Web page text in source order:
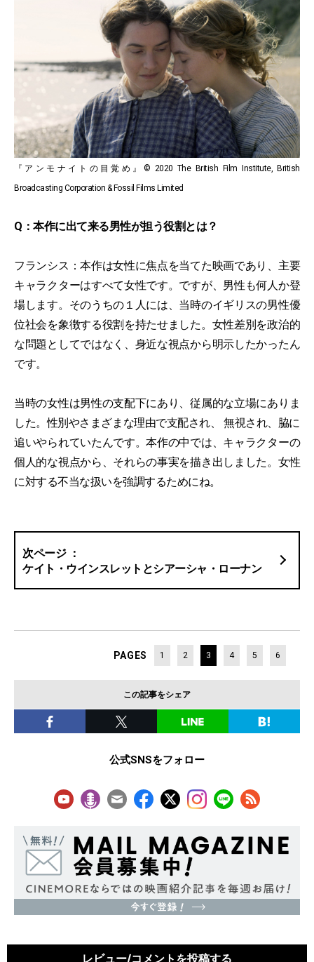
『アンモナイトの目覚め』© 2020 The British Film Institute, British
Broadcasting Corporation & Fossil Films Limited
Q：本作に出て来る男性が担う役割とは？
フランシス：本作は女性に焦点を当てた映画であり、主要
キャラクターはすべて女性です。ですが、男性も何人か登
場します。そのうちの１人には、当時のイギリスの男性優
位社会を象徴する役割を持たせました。女性差別を政治的
な問題としてではなく、身近な視点から明示したかったん
です。
当時の女性は男性の支配下にあり、従属的な立場にありま
した。性別やさまざまな理由で支配され、 無視され、脇に
追いやられていたんです。本作の中では、キャラクターの
個人的な視点から、それらの事実を描き出しました。女性
に対する不当な扱いを強調するためにね。
ケイト・ウインスレットとシアーシャ・ローナン
PAGES 1 2 3 4 5 6
この記事をシェア
公式SNSをフォロー
レビュー/コメントを投稿する